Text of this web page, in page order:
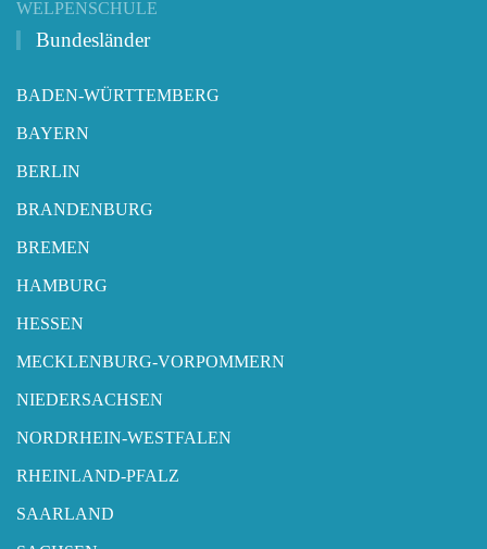
WELPENSCHULE
Bundesländer
BADEN-WÜRTTEMBERG
BAYERN
BERLIN
BRANDENBURG
BREMEN
HAMBURG
HESSEN
MECKLENBURG-VORPOMMERN
NIEDERSACHSEN
NORDRHEIN-WESTFALEN
RHEINLAND-PFALZ
SAARLAND